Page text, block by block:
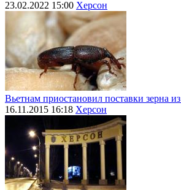
23.02.2022 15:00 Херсон
Вьетнам приостановил поставки зерна
16.11.2015 16:18 Херсон